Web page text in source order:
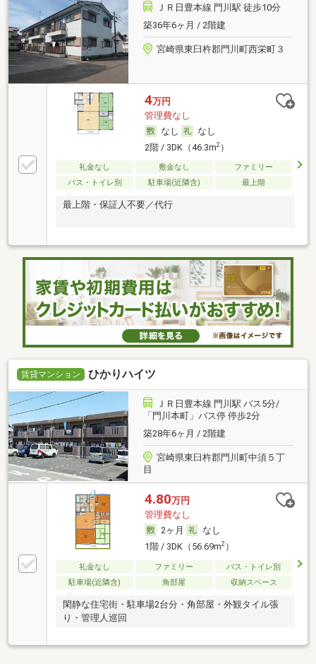
ＪＲ日豊本線 門川駅 徒歩10分
築36年6ヶ月 / 2階建
宮崎県東臼杵郡門川町西栄町３
4万円
管理費なし
なし
なし
2階 / 3DK（46.3m2）
礼金なし 敷金なし
ファミリー
バス・トイレ別
駐車場(近隣含) 最上階
最上階・保証人不要／代行
賃貸マンション ひかりハイツ
ＪＲ日豊本線 門川駅 バス5分/
「門川本町」バス停 停歩2分
築28年6ヶ月 / 2階建
宮崎県東臼杵郡門川町中須５丁
目
4.80万円
管理費なし
2ヶ月
なし
1階 / 3DK（56.69m2）
礼金なし ファミリー
バス・トイレ別
駐車場(近隣含)
角部屋 収納スペース
閑静な住宅街・駐車場2台分・角部屋・外観タイル張
り・管理人巡回